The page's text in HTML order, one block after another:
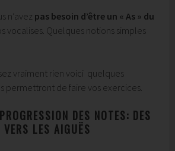
n’avez pas besoin d’être un « As » du
vocalises. Quelques notions simples
vraiment rien voici quelques
permettront de faire vos exercices.
DES NOTES: DES
VERS LES AIGUËS